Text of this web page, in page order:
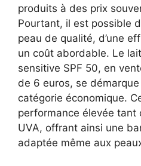
produits à des prix
Pourtant, il est possible
peau de qualité, d’une
un coût abordable. Le
sensitive SPF 50, en
de 6 euros, se
catégorie économique.
performance élevée tant
UVA, offrant ainsi une
adaptée même aux